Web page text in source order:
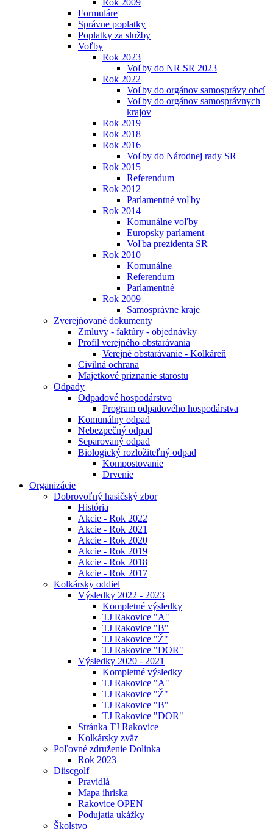
Rok 2009
Formuláre
Správne poplatky
Poplatky za služby
Voľby
Rok 2023
Voľby do NR SR 2023
Rok 2022
Voľby do orgánov samosprávy obcí
Voľby do orgánov samosprávnych
krajov
Rok 2019
Rok 2018
Rok 2016
Voľby do Národnej rady SR
Rok 2015
Referendum
Rok 2012
Parlamentné voľby
Rok 2014
Komunálne voľby
Europsky parlament
Voľba prezidenta SR
Rok 2010
Komunálne
Referendum
Parlamentné
Rok 2009
Samosprávne kraje
Zverejňované dokumenty
Zmluvy - faktúry - objednávky
Profil verejného obstarávania
Verejné obstarávanie - Kolkáreň
Civilná ochrana
Majetkové priznanie starostu
Odpady
Odpadové hospodárstvo
Program odpadového hospodárstva
Komunálny odpad
Nebezpečný odpad
Separovaný odpad
Biologický rozložiteľný odpad
Kompostovanie
Drvenie
Organizácie
Dobrovoľný hasičský zbor
História
Akcie - Rok 2022
Akcie - Rok 2021
Akcie - Rok 2020
Akcie - Rok 2019
Akcie - Rok 2018
Akcie - Rok 2017
Kolkársky oddiel
Výsledky 2022 - 2023
Kompletné výsledky
TJ Rakovice "A"
TJ Rakovice "B"
TJ Rakovice "Ž"
TJ Rakovice "DOR"
Výsledky 2020 - 2021
Kompletné výsledky
TJ Rakovice "A"
TJ Rakovice "Ž"
TJ Rakovice "B"
TJ Rakovice "DOR"
Stránka TJ Rakovice
Kolkársky zväz
Poľovné združenie Dolinka
Rok 2023
Diiscgolf
Pravidlá
Mapa ihriska
Rakovice OPEN
Podujatia ukážky
Školstvo